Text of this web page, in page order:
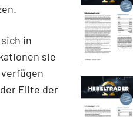
in
sie
Elite der